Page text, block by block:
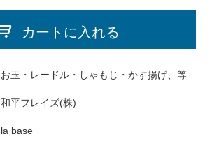
カートに入れる
お玉・レードル・しゃもじ・かす揚げ、等
和平フレイズ(株)
la base